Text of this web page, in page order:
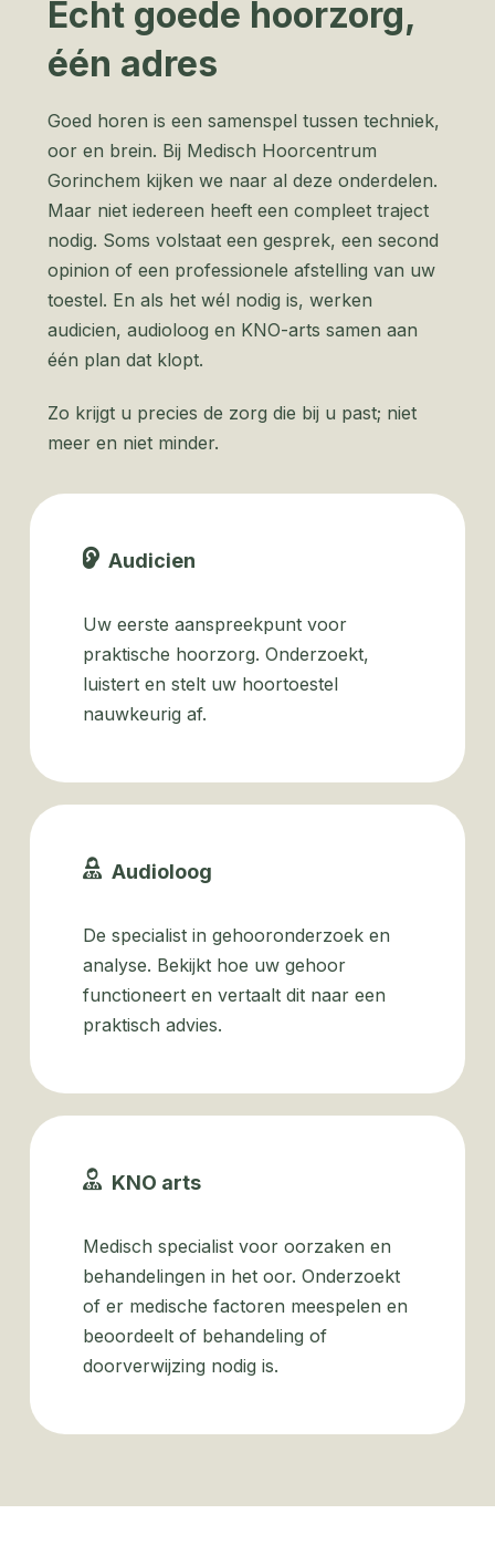
Echt goede hoorzorg,
één adres
Goed horen is een samenspel tussen techniek,
oor en brein. Bij Medisch Hoorcentrum
Gorinchem kijken we naar al deze onderdelen.
Maar niet iedereen heeft een compleet traject
nodig. Soms volstaat een gesprek, een second
opinion of een professionele afstelling van uw
toestel. En als het wél nodig is, werken
audicien, audioloog en KNO-arts samen aan
één plan dat klopt.
Zo krijgt u precies de zorg die bij u past; niet
meer en niet minder.
Audicien
Uw eerste aanspreekpunt voor
praktische hoorzorg. Onderzoekt,
luistert en stelt uw hoortoestel
nauwkeurig af.
Audioloog
De specialist in gehooronderzoek en
analyse. Bekijkt hoe uw gehoor
functioneert en vertaalt dit naar een
praktisch advies.
KNO arts
Medisch specialist voor oorzaken en
behandelingen in het oor. Onderzoekt
of er medische factoren meespelen en
beoordeelt of behandeling of
doorverwijzing nodig is.